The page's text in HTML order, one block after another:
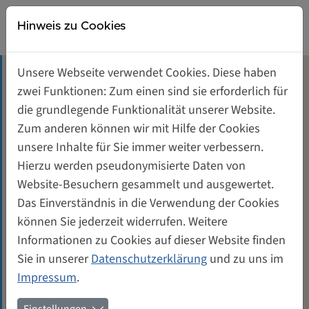
Direkt zur Hauptnavigation springen
Direkt zum Inhalt springen
Josephine M. Cochrane (1839-
1913)
Februar 2016
Quadratmeter: 127,81
Die Erfinderin der Geschirrspülmaschine Josephine
M. Cochrane (1839-1913) wird Namenspatin für die
Gewerbeeinheit E2 in den Hofgebäuden.
Wir haben nur spärliche Wikipedia-Informationen
Gründerinnen- und Unternehmerinnenzentrum
Tagungsräume mieten
Unterstützung für Gründerinnen
Genossenschaft von und für Frauen
Kontakt
Hinweis zu Cookies
Unsere Webseite verwendet Cookies. Diese haben
zwei Funktionen: Zum einen sind sie erforderlich für
die grundlegende Funktionalität unserer Website.
Zum anderen können wir mit Hilfe der Cookies
unsere Inhalte für Sie immer weiter verbessern.
Hierzu werden pseudonymisierte Daten von
Website-Besuchern gesammelt und ausgewertet.
Das Einverständnis in die Verwendung der Cookies
können Sie jederzeit widerrufen. Weitere
Informationen zu Cookies auf dieser Website finden
Sie in unsererDatenschutzerklärung und zu uns im
Impressum.